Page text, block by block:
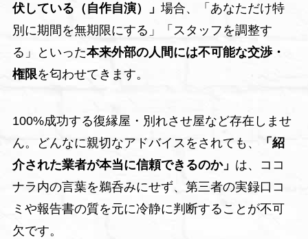
伏している（自作自演）」 場合、「あなただけ特
別に期間を無期限にする」「スタッフを調整す
る」といった本来外部の人間には不可能な交渉・
権限を匂わせてきます。
100%成功する復縁屋・別れさせ屋など存在しませ
ん。どんなに親切なアドバイスをされても、
「紹
介された業者が本当に信頼できるのか」 は、ココ
ナラ内の言葉を鵜呑みにせず、第三者の実録口コ
ミや報告書の質を元に冷静に判断することが不可
欠です。